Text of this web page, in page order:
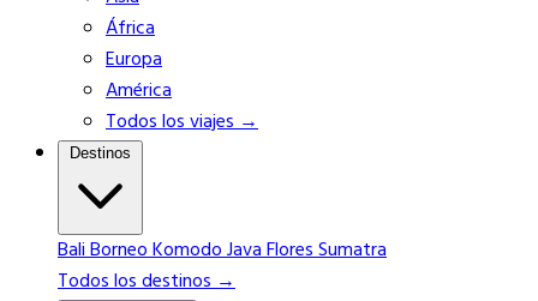
África
Europa
América
Todos los viajes →
Destinos
BaliBorneoKomodoJavaFloresSumatra
Todos los destinos →